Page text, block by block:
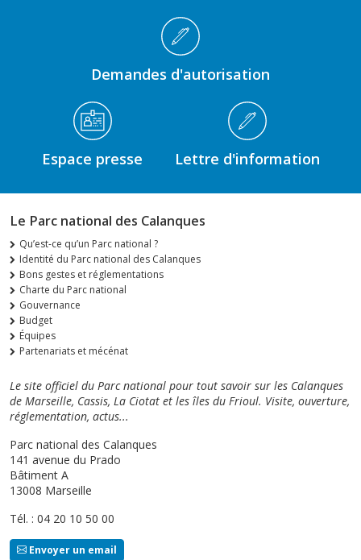
Demandes d'autorisation
Espace presse Lettre d'information
Le Parc national des Calanques
Qu’est-ce qu’un Parc national ?
Identité du Parc national des Calanques
Bons gestes et réglementations
Charte du Parc national
Gouvernance
Budget
Équipes
Partenariats et mécénat
Le site officiel du Parc national pour tout savoir sur les Calanques
de Marseille, Cassis, La Ciotat et les îles du Frioul. Visite, ouverture,
réglementation, actus...
Parc national des Calanques
141 avenue du Prado
Bâtiment A
13008 Marseille
Tél. : 04 20 10 50 00
Envoyer un email